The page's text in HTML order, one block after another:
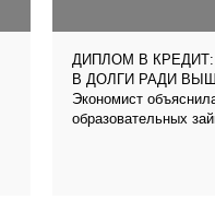
ДИПЛОМ В
В ДОЛГИ РАДИ
Экономист
образовательных